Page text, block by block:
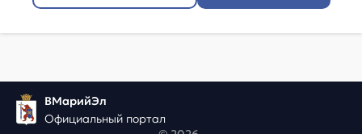
ВМарийЭл
Официальный портал